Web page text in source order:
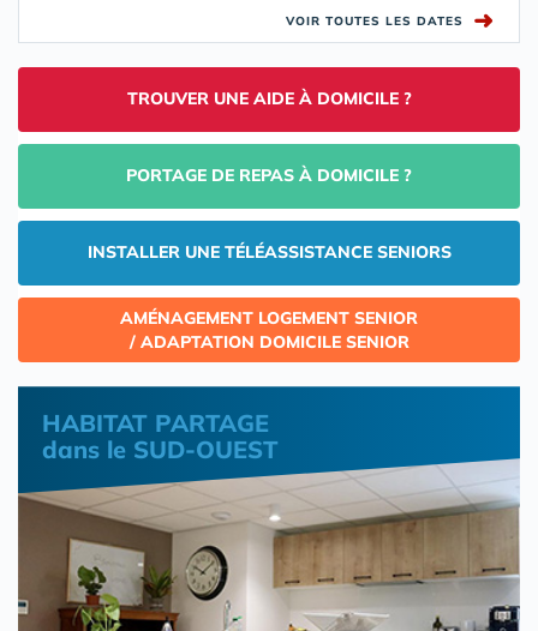
VOIR TOUTES LES DATES ➜
TROUVER UNE AIDE À DOMICILE ?
PORTAGE DE REPAS À DOMICILE ?
INSTALLER UNE TÉLÉASSISTANCE SENIORS
AMÉNAGEMENT LOGEMENT SENIOR
/ ADAPTATION DOMICILE SENIOR
HABITAT PARTAGE
dans le SUD-OUEST